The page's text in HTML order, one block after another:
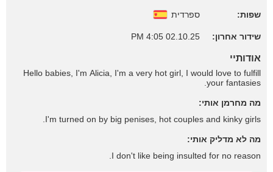
שפות: ספרדית
שידור אחרון: 02.10.25 4:05 PM
אודותיי
Hello babies, I'm Alicia, I'm a very hot girl, I would love to fulfill
your fantasies.
מה מחרמן אותי:
I'm turned on by big penises, hot couples and kinky girls.
מה לא מדליק אותי:
I don't like being insulted for no reason.